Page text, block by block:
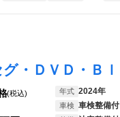
(税込) 年式 2024年
車検 車検整備付